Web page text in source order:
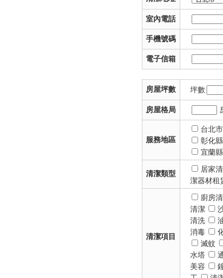
室內電話
手機號碼
電子信箱
房屋坪數 坪數
房屋格局
服務地區
台北
彰化
宜蘭
清潔類型
居家
潔器材租
清潔項目
廚房
清潔
清洗
消毒
滅蚊
水塔
美容